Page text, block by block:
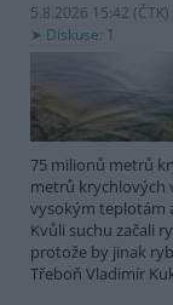
5.8.2026 15:42 (ČTK)
Diskuse: 1
75 milionů metrů
metrů krychlových
vysokým teplotám
Kvůli suchu začali
protože by jinak
Třeboň Vladimír